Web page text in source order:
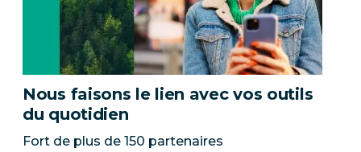
Nous faisons le lien avec vos outils
du quotidien
Fort de plus de 150 partenaires